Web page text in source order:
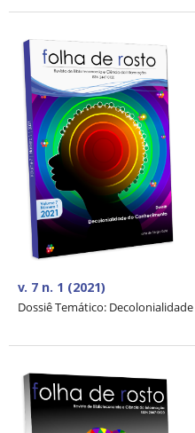
v. 7 n. 1 (2021)
Dossiê Temático: